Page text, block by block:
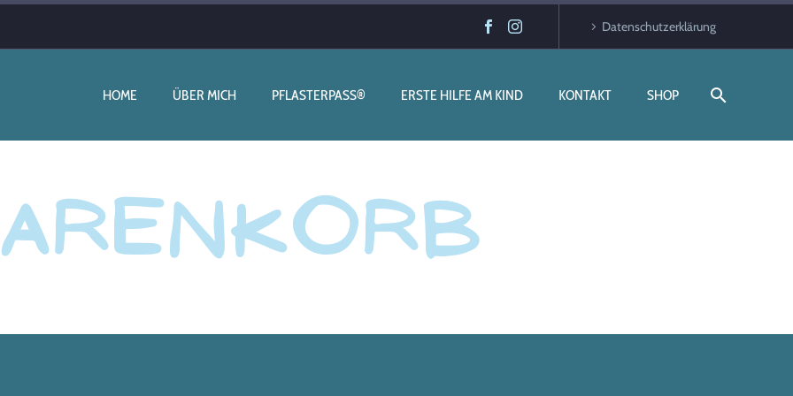
Datenschutzerklärung
HOME ÜBER MICH PFLASTERPASS® ERSTE HILFE AM KIND KONTAKT SHOP